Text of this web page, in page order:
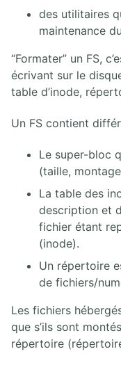
VI. ADMINISTRATION JAVA EE
VIII. COMMUNICATIONS
IX. CYBERSÉCURITÉ
X. CERTIFICATIONS LINUX
Red Hat RHCSA RHCE
Linux Professional Institute
Linux Foundation
Linux CompTIA et autres
Alignement du document
des utilitaires
maintenance
“Formater” un FS,
écrivant sur le
table d’inode,
Un FS contient
Le super-bloc
(taille,
La table des
description et
fichier étant
(inode).
Un répertoire
de fichiers/
Les fichiers
que s’ils sont
répertoire